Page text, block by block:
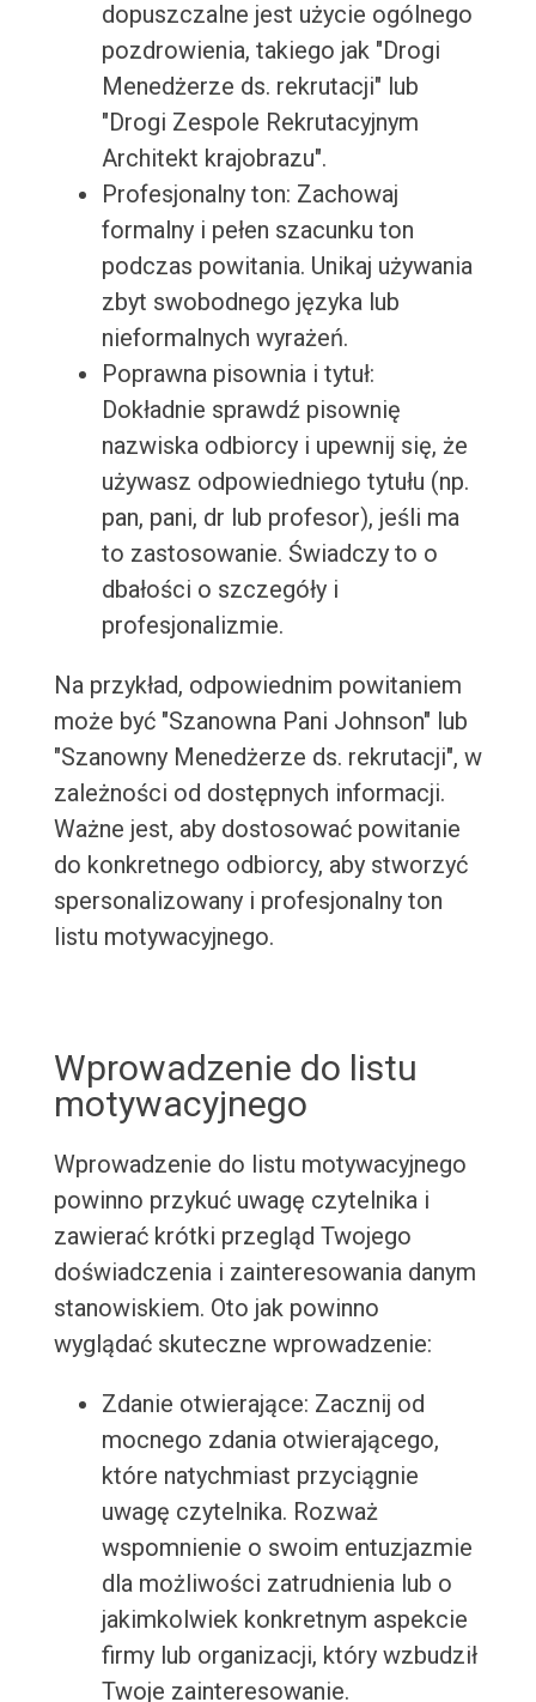
dopuszczalne jest użycie ogólnego
pozdrowienia, takiego jak "Drogi
Menedżerze ds. rekrutacji" lub
"Drogi Zespole Rekrutacyjnym
Architekt krajobrazu".
Profesjonalny ton: Zachowaj
formalny i pełen szacunku ton
podczas powitania. Unikaj używania
zbyt swobodnego języka lub
nieformalnych wyrażeń.
Poprawna pisownia i tytuł:
Dokładnie sprawdź pisownię
nazwiska odbiorcy i upewnij się, że
używasz odpowiedniego tytułu (np.
pan, pani, dr lub profesor), jeśli ma
to zastosowanie. Świadczy to o
dbałości o szczegóły i
profesjonalizmie.
Na przykład, odpowiednim powitaniem
może być "Szanowna Pani Johnson" lub
"Szanowny Menedżerze ds. rekrutacji", w
zależności od dostępnych informacji.
Ważne jest, aby dostosować powitanie
do konkretnego odbiorcy, aby stworzyć
spersonalizowany i profesjonalny ton
listu motywacyjnego.
Wprowadzenie do listu
motywacyjnego
Wprowadzenie do listu motywacyjnego
powinno przykuć uwagę czytelnika i
zawierać krótki przegląd Twojego
doświadczenia i zainteresowania danym
stanowiskiem. Oto jak powinno
wyglądać skuteczne wprowadzenie:
Zdanie otwierające: Zacznij od
mocnego zdania otwierającego,
które natychmiast przyciągnie
uwagę czytelnika. Rozważ
wspomnienie o swoim entuzjazmie
dla możliwości zatrudnienia lub o
jakimkolwiek konkretnym aspekcie
firmy lub organizacji, który wzbudził
Twoje zainteresowanie.